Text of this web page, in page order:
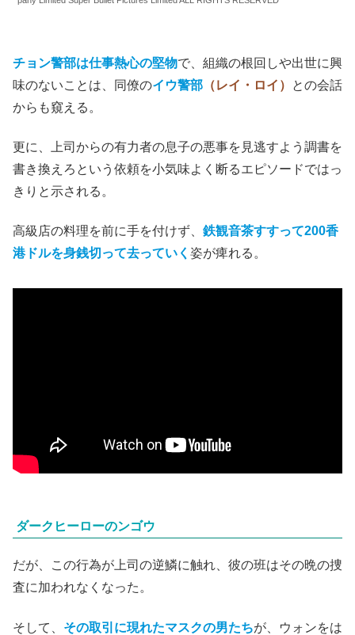
チョン警部は仕事熱心の堅物で、組織の根回しや出世に興
味のないことは、同僚のイウ警部 （レイ・ロイ）
との会話
からも窺える。
更に、上司からの有力者の息子の悪事を見逃すよう調書を
書き換えろという依頼を小気味よく断るエピソードではっ
きりと示される。
高級店の料理を前に手を付けず、 鉄観音茶すすって200香
港ドルを身銭切って去っていく 姿が痺れる。
ダークヒーローのンゴウ
だが、この行為が上司の逆鱗に触れ、彼の班はその晩の捜
査に加われなくなった。
そして、 その取引に現れたマスクの男たちが、ウォンをは